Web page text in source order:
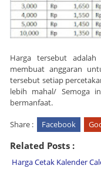
Harga tersebut
membuat anggaran
tersebut setiap
lebih mahal/ Semoga
bermanfaat.
Share : Facebook
Related Posts :
Harga Cetak Kalender